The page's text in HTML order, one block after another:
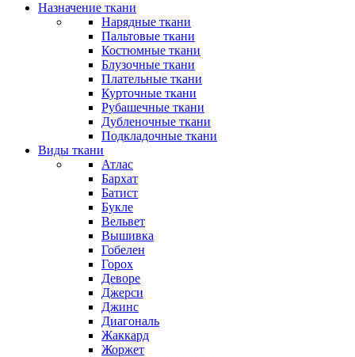
Назначение ткани
Нарядные ткани
Пальтовые ткани
Костюмные ткани
Блузочные ткани
Плательные ткани
Курточные ткани
Рубашечные ткани
Дубленочные ткани
Подкладочные ткани
Виды ткани
Атлас
Бархат
Батист
Букле
Вельвет
Вышивка
Гобелен
Горох
Деворе
Джерси
Джинс
Диагональ
Жаккард
Жоржет